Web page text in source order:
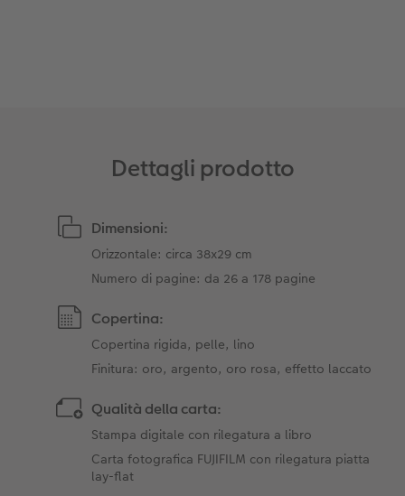
Dettagli prodotto
Dimensioni:
Orizzontale: circa 38x29 cm
Numero di pagine: da 26 a 178 pagine
Copertina:
Copertina rigida, pelle, lino
Finitura: oro, argento, oro rosa, effetto laccato
Qualità della carta:
Stampa digitale con rilegatura a libro
Carta fotografica FUJIFILM con rilegatura piatta
lay-flat